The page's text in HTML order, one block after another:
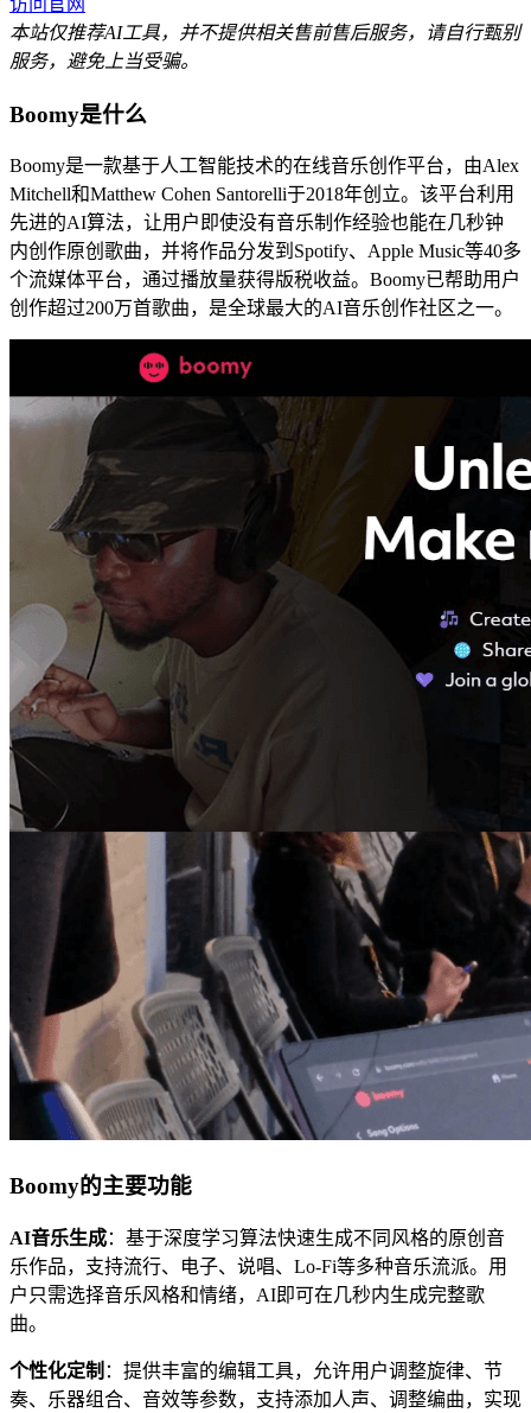
本站仅推荐AI工具，并不提供相关售前售后服务，请自行甄别
服务，避免上当受骗。
Boomy是什么
Boomy是一款基于人工智能技术的在线音乐创作平台，由Alex
Mitchell和Matthew Cohen Santorelli于2018年创立。该平台利用
先进的AI算法，让用户即使没有音乐制作经验也能在几秒钟
内创作原创歌曲，并将作品分发到Spotify、Apple Music等40多
个流媒体平台，通过播放量获得版税收益。Boomy已帮助用户
创作超过200万首歌曲，是全球最大的AI音乐创作社区之一。
Boomy的主要功能
AI音乐生成：基于深度学习算法快速生成不同风格的原创音
乐作品，支持流行、电子、说唱、Lo-Fi等多种音乐流派。用
户只需选择音乐风格和情绪，AI即可在几秒内生成完整歌
曲。
个性化定制 ：提供丰富的编辑工具，允许用户调整旋律、节
奏、乐器组合、音效等参数，支持添加人声、调整编曲，实现